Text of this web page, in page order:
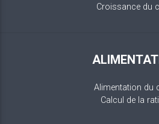
Croissance du
Alimentation du
Calcul de la